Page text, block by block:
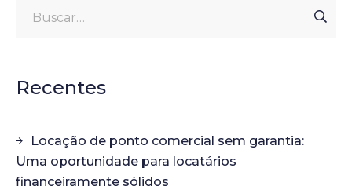
Recentes
Locação de ponto comercial sem garantia:
Uma oportunidade para locatários
financeiramente sólidos